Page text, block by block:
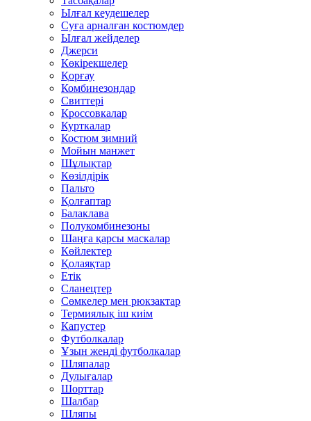
Ылғал кеудешелер
Суға арналған костюмдер
Ылғал жейделер
Джерси
Көкірекшелер
Қорғау
Комбинезондар
Свиттері
Кроссовкалар
Курткалар
Костюм зимний
Мойын манжет
Шұлықтар
Көзілдірік
Пальто
Қолғаптар
Балаклава
Полукомбинезоны
Шаңға қарсы маскалар
Көйлектер
Қолаяқтар
Етік
Сланецтер
Сөмкелер мен рюкзактар
Термиялық іш киім
Капустер
Футболкалар
Ұзын жеңді футболкалар
Шляпалар
Дулығалар
Шорттар
Шалбар
Шляпы